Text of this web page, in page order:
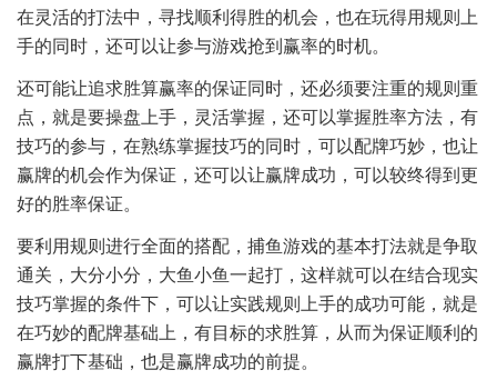
在灵活的打法中，寻找顺利得胜的机会，也在玩得用规则上
手的同时，还可以让参与游戏抢到赢率的时机。
还可能让追求胜算赢率的保证同时，还必须要注重的规则重
点，就是要操盘上手，灵活掌握，还可以掌握胜率方法，有
技巧的参与，在熟练掌握技巧的同时，可以配牌巧妙，也让
赢牌的机会作为保证，还可以让赢牌成功，可以较终得到更
好的胜率保证。
要利用规则进行全面的搭配，捕鱼游戏的基本打法就是争取
通关，大分小分，大鱼小鱼一起打，这样就可以在结合现实
技巧掌握的条件下，可以让实践规则上手的成功可能，就是
在巧妙的配牌基础上，有目标的求胜算，从而为保证顺利的
赢牌打下基础，也是赢牌成功的前提。